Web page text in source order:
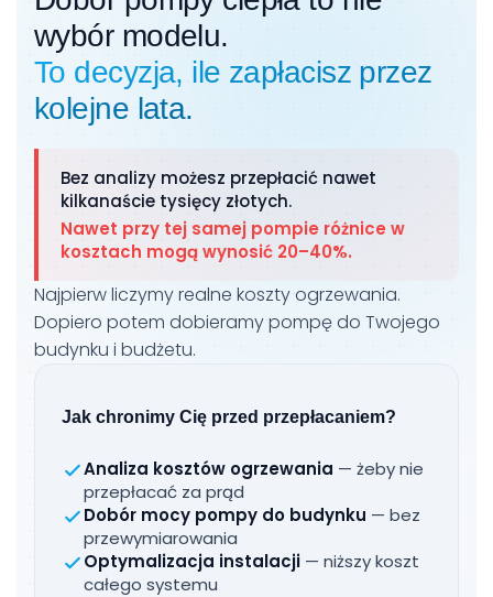
wybór modelu.
To decyzja, ile zapłacisz przez
kolejne lata.
Bez analizy możesz przepłacić nawet
kilkanaście tysięcy złotych.
Nawet przy tej samej pompie różnice w
kosztach mogą wynosić 20–40%.
Najpierw liczymy realne koszty ogrzewania.
Dopiero potem dobieramy pompę do Twojego
budynku i budżetu.
Jak chronimy Cię przed przepłacaniem?
Analiza kosztów ogrzewania — żeby nie
przepłacać za prąd
Dobór mocy pompy do budynku — bez
przewymiarowania
Optymalizacja instalacji — niższy koszt
całego systemu